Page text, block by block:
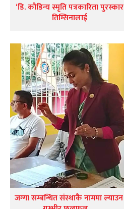
‘डि. कौडिन्य स्मृति पत्रकारिता पुरस्कार
तिम्सिनालाई
जग्गा सम्बन्धित संस्थाकै नाममा ल्याउन